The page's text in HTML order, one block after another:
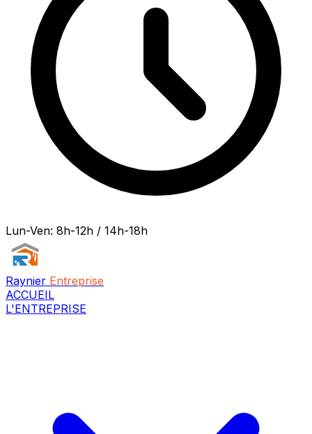
Lun-Ven: 8h-12h / 14h-18h
Raynier Entreprise
ACCUEIL
L'ENTREPRISE